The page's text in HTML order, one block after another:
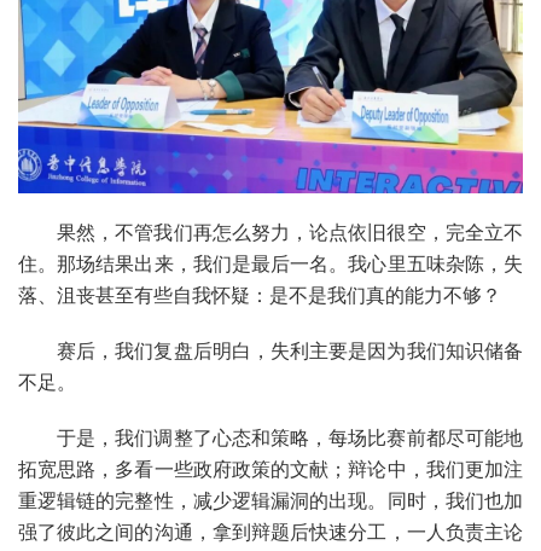
果然，不管我们再怎么努力，论点依旧很空，完全立不
住。那场结果出来，我们是最后一名。我心里五味杂陈，失
落、沮丧甚至有些自我怀疑：是不是我们真的能力不够？
赛后，我们复盘后明白，失利主要是因为我们知识储备
不足。
于是，我们调整了心态和策略，每场比赛前都尽可能地
拓宽思路，多看一些政府政策的文献；辩论中，我们更加注
重逻辑链的完整性，减少逻辑漏洞的出现。同时，我们也加
强了彼此之间的沟通，拿到辩题后快速分工，一人负责主论